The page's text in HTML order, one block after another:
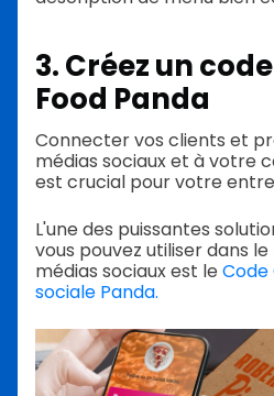
3. Créez un
Food Panda
Connecter vos clients et
médias sociaux et à votre
est crucial pour votre
L'une des puissantes
vous pouvez utiliser dans
médias sociaux est le Code
sociale Panda.